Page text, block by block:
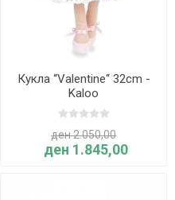
Кукла “Valentine“ 32cm -
Kaloo
ден 2.050,00
ден 1.845,00